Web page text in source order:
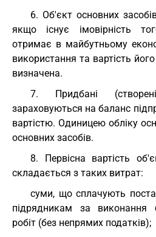
6. Об'єкт основних
якщо існує імовірність
отримає в майбутньому
використання та вартість
визначена.
7. Придбані
зараховуються на баланс
вартістю. Одиницею обліку
основних засобів.
8. Первісна вартість
складається з таких витрат:
суми, що сплачують
підрядникам за виконання
робіт (без непрямих податків);